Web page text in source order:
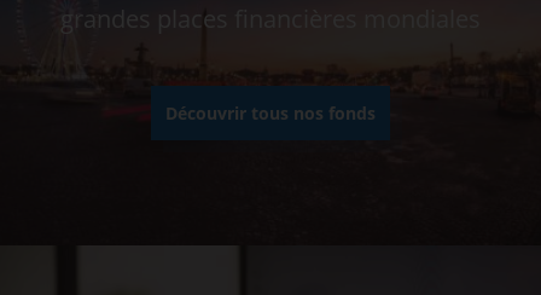
grandes places financières mondiales
Découvrir tous nos fonds